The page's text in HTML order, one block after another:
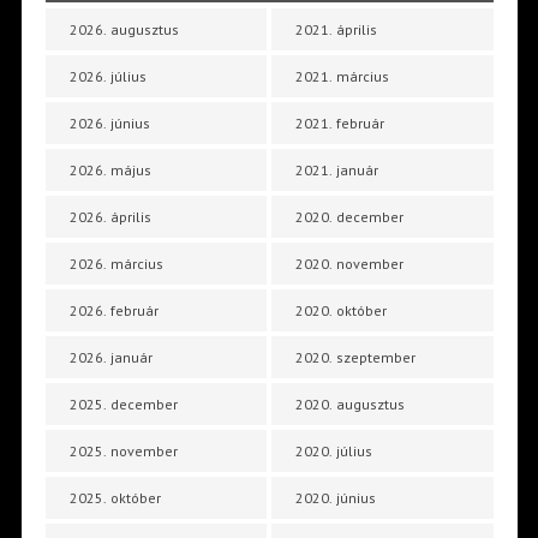
2026. augusztus
2026. július
2026. június
2026. május
2026. április
2026. március
2026. február
2026. január
2025. december
2025. november
2025. október
2021. április
2021. március
2021. február
2021. január
2020. december
2020. november
2020. október
2020. szeptember
2020. augusztus
2020. július
2020. június